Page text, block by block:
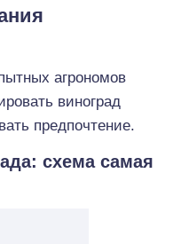
агрономов
виноград
предпочтение.
схема самая